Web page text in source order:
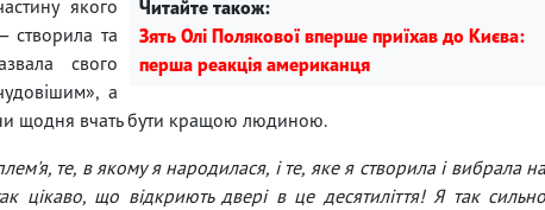
Читайте також:
Зять Олі Полякової вперше приїхав до Києва:
перша реакція американця
якого
створила та
свого
а
щодня вчать бути кращою людиною.
те, в якому я народилася, і те, яке я створила і вибрала на
цікаво, що відкриють двері в це десятиліття! Я так сильно